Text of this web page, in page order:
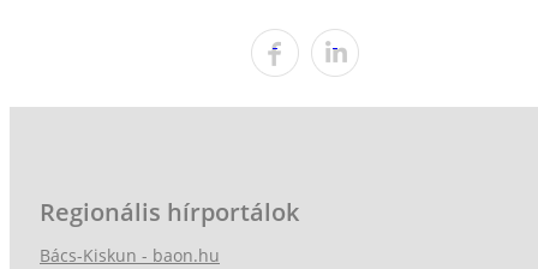
Regionális hírportálok
Bács-Kiskun - baon.hu